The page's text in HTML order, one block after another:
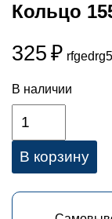
Кольцо
325 ₽
В наличии
В корзину